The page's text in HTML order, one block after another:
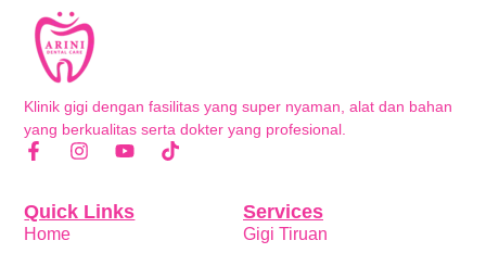
Klinik gigi dengan fasilitas yang super nyaman, alat dan bahan
yang berkualitas serta dokter yang profesional.
Services
Gigi Tiruan
Quick Links
Home